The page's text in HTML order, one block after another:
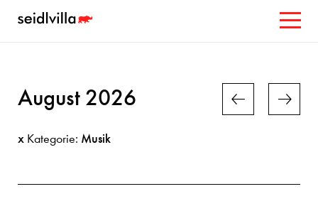
August 2026
x Kategorie: Musik